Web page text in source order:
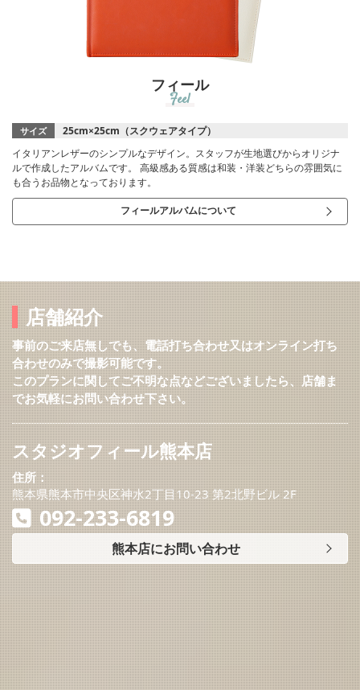
フィール
Feel
サイズ
25cm×25cm（スクウェアタイプ）
イタリアンレザーのシンプルなデザイン。スタッフが生地選びからオリジナ
ルで作成したアルバムです。 高級感ある質感は和装・洋装どちらの雰囲気に
も合うお品物となっております。
フィールアルバムについて
店舗紹介
事前のご来店無しでも、電話打ち合わせ又はオンライン打ち
合わせのみで撮影可能です。
このプランに関してご不明な点などございましたら、店舗ま
でお気軽にお問い合わせ下さい。
スタジオフィール熊本店
住所：
熊本県熊本市中央区神水2丁目10-23 第2北野ビル 2F
092-233-6819
熊本店にお問い合わせ